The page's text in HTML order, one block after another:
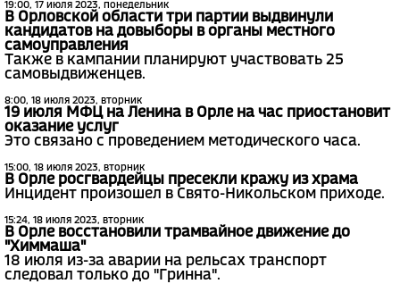
19:00, 17 июля 2023, понедельник
В Орловской области три партии выдвинули
кандидатов на довыборы в органы местного
самоуправления
Также в кампании планируют участвовать 25
самовыдвиженцев.
8:00, 18 июля 2023, вторник
19 июля МФЦ на Ленина в Орле на час приостановит
оказание услуг
Это связано с проведением методического часа.
15:00, 18 июля 2023, вторник
В Орле росгвардейцы пресекли кражу из храма
Инцидент произошел в Свято-Никольском приходе.
15:24, 18 июля 2023, вторник
В Орле восстановили трамвайное движение до
"Химмаша"
18 июля из-за аварии на рельсах транспорт
следовал только до "Гринна".